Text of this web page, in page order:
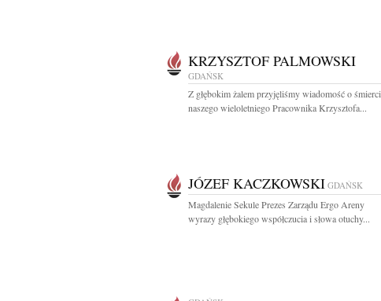
KRZYSZTOF PALMOWSKI
GDAŃSK
Z głębokim żalem przyjęliśmy wiadomość o śmierci
naszego wieloletniego Pracownika Krzysztofa...
JÓZEF KACZKOWSKI GDAŃSK
Magdalenie Sekule Prezes Zarządu Ergo Areny
wyrazy głębokiego współczucia i słowa otuchy...